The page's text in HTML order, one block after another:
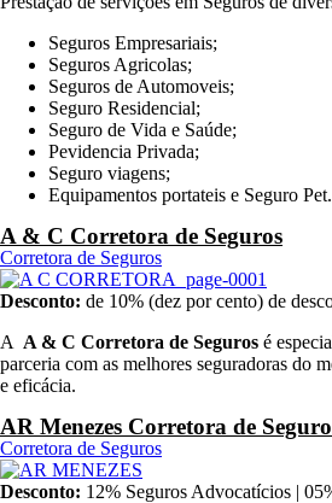
Seguros Empresariais;
Seguros Agricolas;
Seguros de Automoveis;
Seguro Residencial;
Seguro de Vida e Saúde;
Pevidencia Privada;
Seguro viagens;
Equipamentos portateis e Seguro Pet.
A & C Corretora de Seguros
Corretora de Seguros
Desconto: de 10% (dez por cento) de
A A & C Corretora de Seguros é
parceria com as melhores seguradoras do
e eficácia.
AR Menezes Corretora de
Corretora de Seguros
Desconto: 12% Seguros Advocatícios |